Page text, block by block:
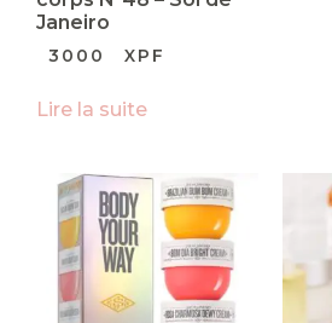
Janeiro
3000 XPF
Lire la suite